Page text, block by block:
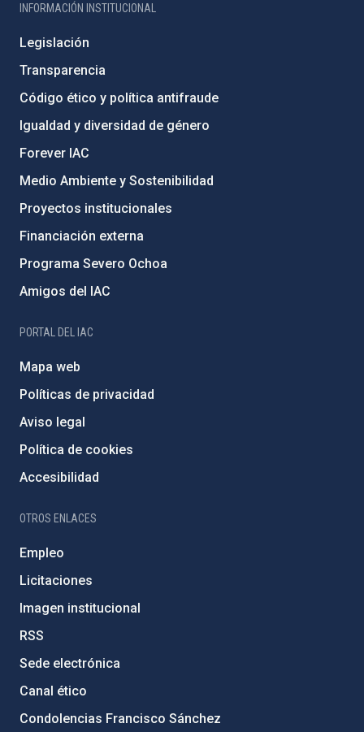
INFORMACIÓN INSTITUCIONAL
Legislación
Transparencia
Código ético y política antifraude
Igualdad y diversidad de género
Forever IAC
Medio Ambiente y Sostenibilidad
Proyectos institucionales
Financiación externa
Programa Severo Ochoa
Amigos del IAC
PORTAL DEL IAC
Mapa web
Políticas de privacidad
Aviso legal
Política de cookies
Accesibilidad
OTROS ENLACES
Empleo
Licitaciones
Imagen institucional
RSS
Sede electrónica
Canal ético
Condolencias Francisco Sánchez